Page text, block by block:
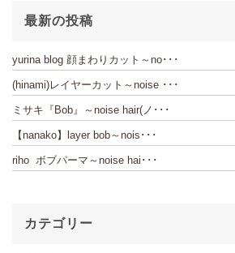
最新の投稿
yurina blog 顔まわりカット～no･･･
(hinami)レイヤーカット～noise ･･･
ミサキ『Bob』～noise hair(ノ･･･
【nanako】layer bob～nois･･･
riho ボブパーマ～noise hai･･･
カテゴリー